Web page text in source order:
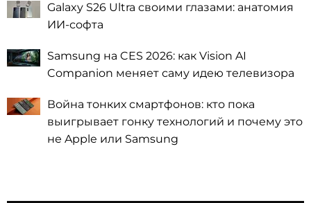
Galaxy S26 Ultra своими глазами: анатомия
ИИ-софта
Samsung на CES 2026: как Vision AI
Companion меняет саму идею телевизора
Война тонких смартфонов: кто пока
выигрывает гонку технологий и почему это
не Apple или Samsung